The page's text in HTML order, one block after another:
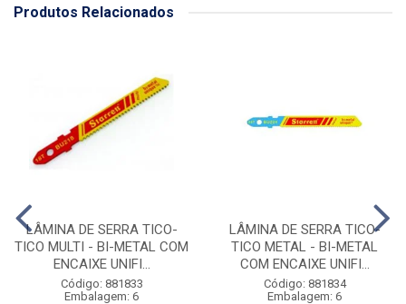
Produtos Relacionados
LÂMINA DE SERRA TICO-
TICO MULTI - BI-METAL COM
ENCAIXE UNIFI...
Código: 881833
Embalagem: 6
LÂMINA DE SERRA TICO-
TICO METAL - BI-METAL
COM ENCAIXE UNIFI...
Código: 881834
Embalagem: 6